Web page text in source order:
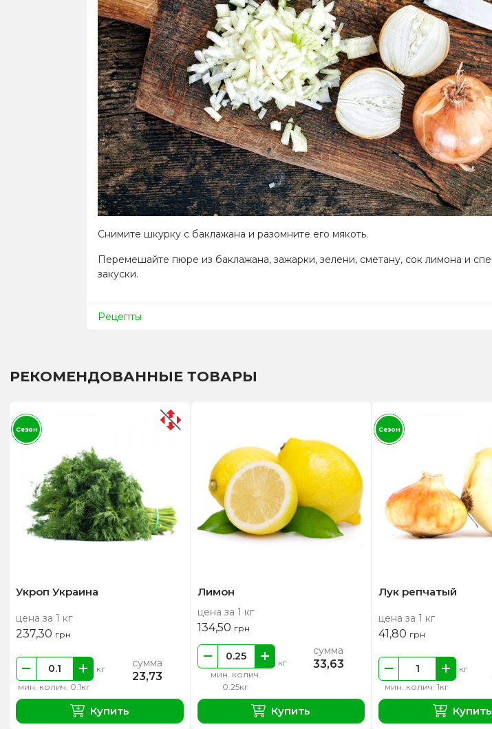
Снимите шкурку с баклажана и разомните его мякоть.
Перемешайте пюре из баклажана, зажарки, зелени, сметану, сок лимона и
закуски.
Рецепты
РЕКОМЕНДОВАННЫЕ ТОВАРЫ
Укроп Украина
цена за 1 кг
237,30 грн
мин. колич. 0.1кг
кг сумма
23,73
Купить
Сезон
Лимон
цена за 1 кг
134,50 грн
мин. колич.
0.25кг
кг
сумма
33,63
Купить
Лук репчатый
цена за 1 кг
41,80 грн
мин. колич. 1кг
кг
Купить
Сезон